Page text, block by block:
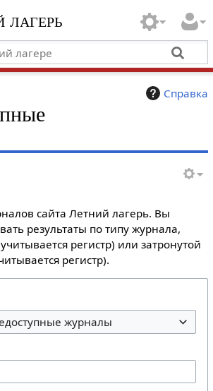
лагерь
Справка
сайта Летний лагерь. Вы
результаты по типу журнала,
регистр) или затронутой
регистр).
журналы